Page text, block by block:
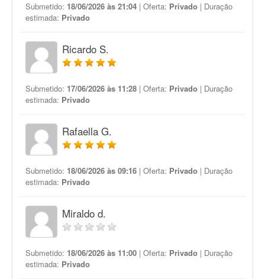
Submetido: 18/06/2026 às 21:04 | Oferta: Privado | Duração
estimada: Privado
Ricardo S.
Submetido: 17/06/2026 às 11:28 | Oferta: Privado | Duração
estimada: Privado
Rafaella G.
Submetido: 18/06/2026 às 09:16 | Oferta: Privado | Duração
estimada: Privado
Miraldo d.
Submetido: 18/06/2026 às 11:00 | Oferta: Privado | Duração
estimada: Privado